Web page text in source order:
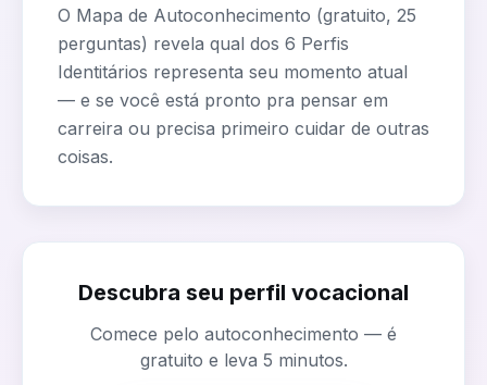
O Mapa de Autoconhecimento (gratuito, 25
perguntas) revela qual dos 6 Perfis
Identitários representa seu momento atual
— e se você está pronto pra pensar em
carreira ou precisa primeiro cuidar de outras
coisas.
Descubra seu perfil vocacional
Comece pelo autoconhecimento — é
gratuito e leva 5 minutos.